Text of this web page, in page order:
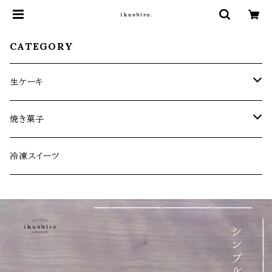
CATEGORY
生ケーキ
生ケーキ定期便
生ケーキ（全1回）
焼き菓子
お菓子缶シリーズ
冷凍スイーツ